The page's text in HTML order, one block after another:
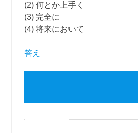
(2) 何とか上手く
(3) 完全に
(4) 将来において
答え